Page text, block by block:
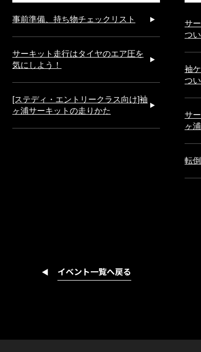
事前準備、持ち物チェックリスト
サーキット走行はタイヤのエア圧を
気にしよう！
[ステディ・エントリークラス向け]袖
ヶ浦サーキットの走りかた
サ
つ
袖
つ
サ
ヶ
転
◀︎ イベント一覧へ戻る